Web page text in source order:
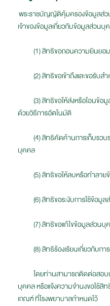
พระราชบัญญัติคุ้มครองข้อมูลส่
เจ้าของข้อมูลเกี่ยวกับข้อมูลส่วน
(1) สิทธิขอถอนความยินยอม
(2) สิทธิขอเข้าถึงและขอรับส
(3) สิทธิขอให้ส่งหรือโอนข้อมู
ด้วยวิธีการอัตโนมัติ
(4) สิทธิคัดค้านการเก็บรวบร
บุคคล
(5) สิทธิขอให้ลบหรือทำลาย
(6) สิทธิขอระงับการใช้ข้อมู
(7) สิทธิขอแก้ไขข้อมูลส่วนบุ
(8) สิทธิร้องเรียนเกี่ยวกับก
โดยท่านสามารถติดต่อสอบถ
บุคคล หรือแจ้งความจำนงขอใช้สิ
เกณฑ์ ที่โรงพยาบาลกำหนดไว้